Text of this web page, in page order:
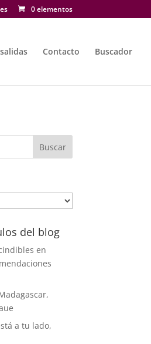
0 elementos
Contacto Buscador
del blog
en
a tu lado,